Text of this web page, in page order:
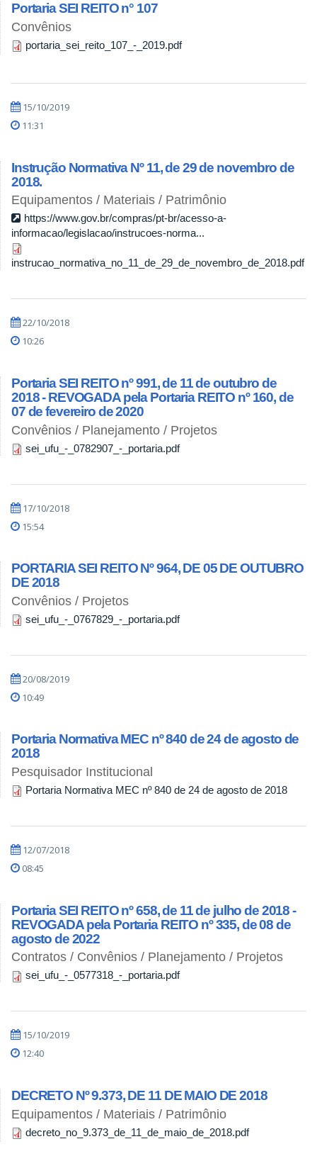
Portaria SEI REITO n° 107
Convênios
portaria_sei_reito_107_-_2019.pdf
15/10/2019
11:31
Instrução Normativa Nº 11, de 29 de novembro de
2018.
Equipamentos / Materiais / Patrimônio
https://www.gov.br/compras/pt-br/acesso-a-
informacao/legislacao/instrucoes-norma...
instrucao_normativa_no_11_de_29_de_novembro_de_2018.pdf
22/10/2018
10:26
Portaria SEI REITO nº 991, de 11 de outubro de
2018 - REVOGADA pela Portaria REITO nº 160, de
07 de fevereiro de 2020
Convênios / Planejamento / Projetos
sei_ufu_-_0782907_-_portaria.pdf
17/10/2018
15:54
PORTARIA SEI REITO Nº 964, DE 05 DE OUTUBRO
DE 2018
Convênios / Projetos
sei_ufu_-_0767829_-_portaria.pdf
20/08/2019
10:49
Portaria Normativa MEC nº 840 de 24 de agosto de
2018
Pesquisador Institucional
Portaria Normativa MEC nº 840 de 24 de agosto de 2018
12/07/2018
08:45
Portaria SEI REITO nº 658, de 11 de julho de 2018 -
REVOGADA pela Portaria REITO nº 335, de 08 de
agosto de 2022
Contratos / Convênios / Planejamento / Projetos
sei_ufu_-_0577318_-_portaria.pdf
15/10/2019
12:40
DECRETO Nº 9.373, DE 11 DE MAIO DE 2018
Equipamentos / Materiais / Patrimônio
decreto_no_9.373_de_11_de_maio_de_2018.pdf